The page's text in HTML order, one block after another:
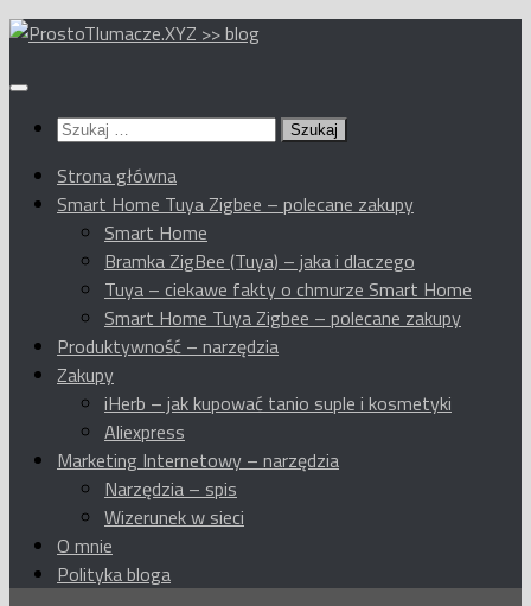
Przeskocz
treści
Szukaj:
Strona główna
Smart Home Tuya Zigbee – polecane zakupy
Smart Home
Bramka ZigBee (Tuya) – jaka i dlaczego
Tuya – ciekawe fakty o chmurze Smart Home
Smart Home Tuya Zigbee – polecane zakupy
Produktywność – narzędzia
Zakupy
iHerb – jak kupować tanio suple i kosmetyki
Aliexpress
Marketing Internetowy – narzędzia
Narzędzia – spis
Wizerunek w sieci
O mnie
Polityka bloga